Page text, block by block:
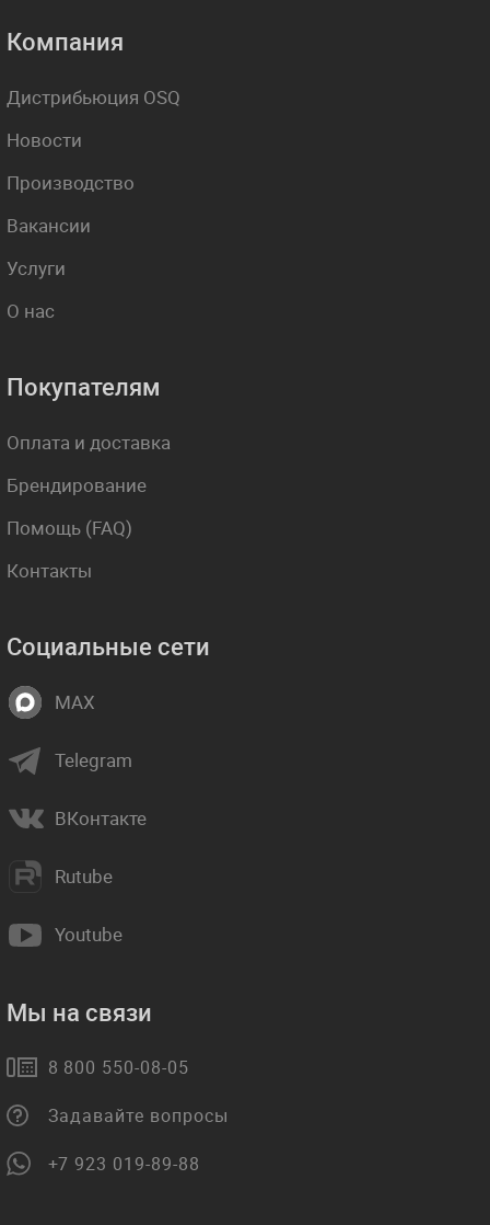
Компания
Дистрибьюция OSQ
Новости
Производство
Вакансии
Услуги
О нас
Покупателям
Оплата и доставка
Брендирование
Помощь (FAQ)
Контакты
Социальные сети
MAX
Telegram
ВКонтакте
Rutube
Youtube
Мы на связи
8 800 550-08-05
Задавайте вопросы
+7 923 019-89-88